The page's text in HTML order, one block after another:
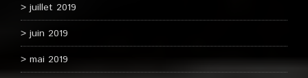
juillet 2019
juin 2019
mai 2019